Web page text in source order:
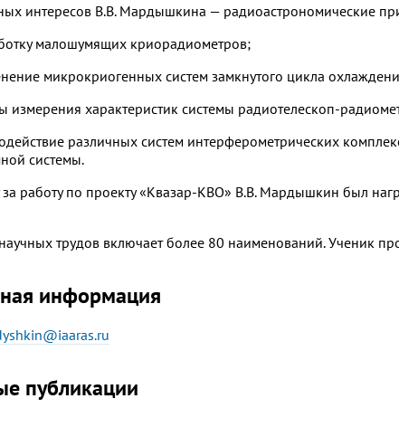
интересов В.В. Мардышкина — радиоастрономические
малошумящих криорадиометров;
микрокриогенных систем замкнутого цикла
измерения характеристик системы радиотелескоп-
различных систем интерферометрических
системы.
за работу по проекту «Квазар-КВО» В.В. Мардышкин был
трудов включает более 80 наименований. Ученик
информация
публикации